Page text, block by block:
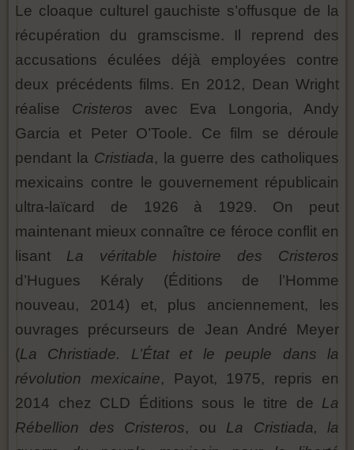
Le cloaque culturel gauchiste s’offusque de la
récupération du gramscisme. Il reprend des
accusations éculées déjà employées contre
deux précédents films. En 2012, Dean Wright
réalise Cristeros avec Eva Longoria, Andy
Garcia et Peter O’Toole. Ce film se déroule
pendant la Cristiada, la guerre des catholiques
mexicains contre le gouvernement républicain
ultra-laïcard de 1926 à 1929. On peut
maintenant mieux connaître ce féroce conflit en
lisant La véritable histoire des Cristeros
d’Hugues Kéraly (Éditions de l’Homme
nouveau, 2014) et, plus anciennement, les
ouvrages précurseurs de Jean André Meyer
(La Christiade. L’État et le peuple dans la
révolution mexicaine, Payot, 1975, repris en
2014 chez CLD Éditions sous le titre de La
Rébellion des Cristeros, ou La Cristiada, la